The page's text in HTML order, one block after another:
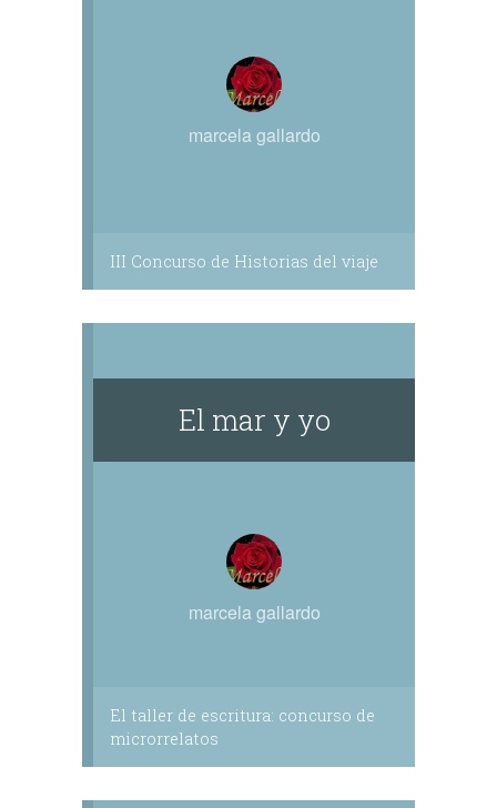
marcela gallardo
III Concurso de Historias del viaje
El mar y yo
marcela gallardo
El taller de escritura: concurso de
microrrelatos